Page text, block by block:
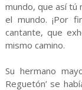
mundo, que así tú
el mundo. ¡Por
cantante, que
mismo camino.
Su hermano
Reguetón’ se